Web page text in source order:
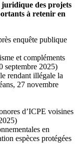
des projets
à retenir en
enquête publique
et compléments
septembre 2025)
rendant illégale la
27 novembre
d’ICPE voisines
en
espèces protégées